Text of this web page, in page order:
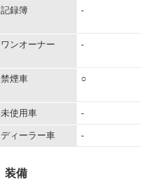
記録簿 -
ワンオーナー -
禁煙車 ○
未使用車 -
ディーラー車 -
装備